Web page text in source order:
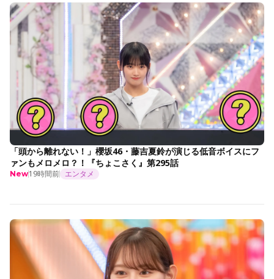
「頭から離れない！」櫻坂46・藤吉夏鈴が演じる低音ボイスにフ
ァンもメロメロ？！『ちょこさく』第295話
New19時間前 エンタメ